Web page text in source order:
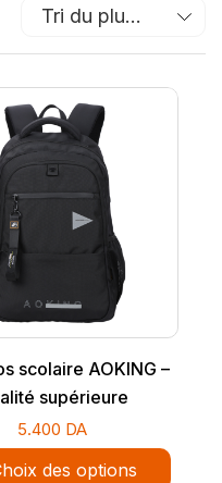
scolaire AOKING –
supérieure
5.400 DA
des options